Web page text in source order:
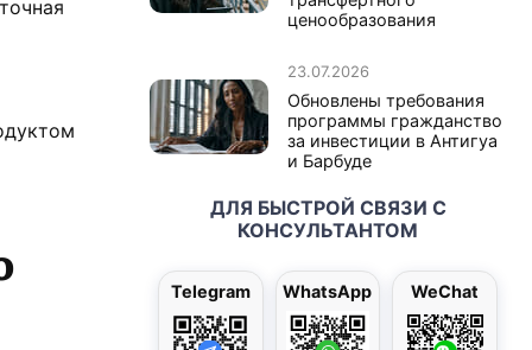
ценообразования
23.07.2026
Обновлены требования
программы гражданство
за инвестиции в Антигуа
и Барбуде
ДЛЯ БЫСТРОЙ СВЯЗИ С
КОНСУЛЬТАНТОМ
Telegram WhatsApp WeChat